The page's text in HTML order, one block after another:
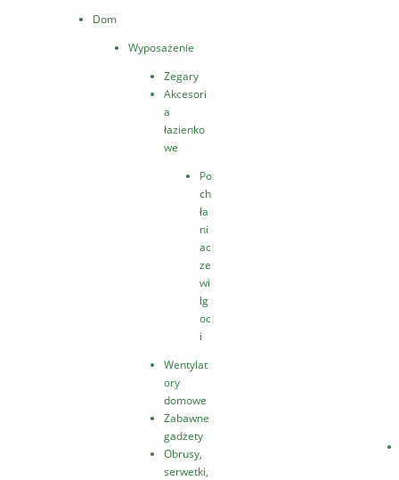
Dom
Wyposażenie
Zegary
Akcesori
a
łazienko
we
Po
ch
ła
ni
ac
ze
wi
lg
oc
i
Wentylat
ory
domowe
Zabawne
gadżety
Obrusy,
serwetki,